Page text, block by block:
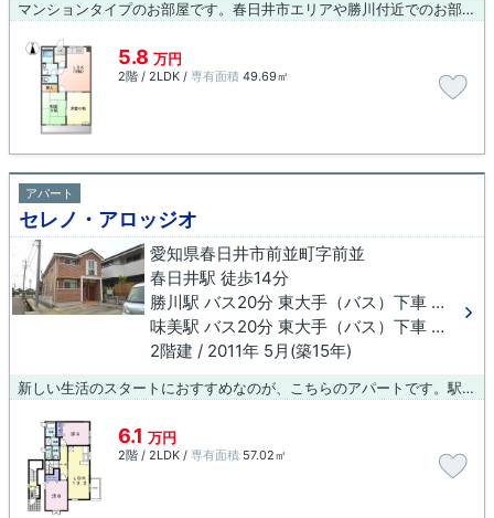
マンションタイプのお部屋です。春日井市エリアや勝川付近でのお部屋探しは、当社にお任せください。お客様のニーズに合ったお部屋をご紹介させていただきます。
5.8 万円
2階 / 2LDK / 専有面積 49.69㎡
アパート
セレノ・アロッジオ
愛知県春日井市前並町字前並
春日井駅 徒歩14分
勝川駅 バス20分 東大手（バス）下車 徒歩7分
味美駅 バス20分 東大手（バス）下車 徒歩7分
2階建 / 2011年 5月(築15年)
新しい生活のスタートにおすすめなのが、こちらのアパートです。駅までのアクセスが良い、徒歩14分のところに位置する物件です。春日井周辺のお部屋探しを当社がサポートいたします。気になる物件があれば、まずはスタッフまでお問い合わせください。
6.1 万円
2階 / 2LDK / 専有面積 57.02㎡